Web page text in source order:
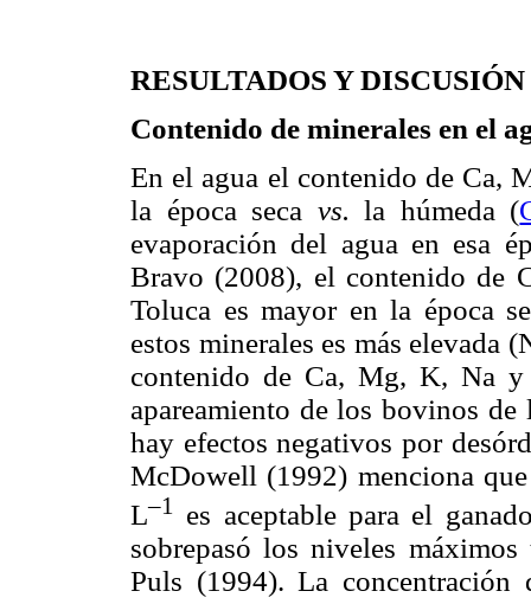
RESULTADOS Y DISCUSIÓN
Contenido de minerales en el
En el agua el contenido de Ca,
la época seca vs.la húmeda (
evaporación del agua en esa
Bravo (2008), el contenido de
Toluca es mayor en la época
estos minerales es más elevada
contenido de Ca, Mg, K, Na
apareamiento de los bovinos de
hay efectos negativos por
McDowell (1992) menciona
L–1
es aceptable para el
sobrepasó los niveles
Puls (1994). La concentración